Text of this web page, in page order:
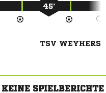
45’
TSV WEYHERS
SPIELBERICHTE